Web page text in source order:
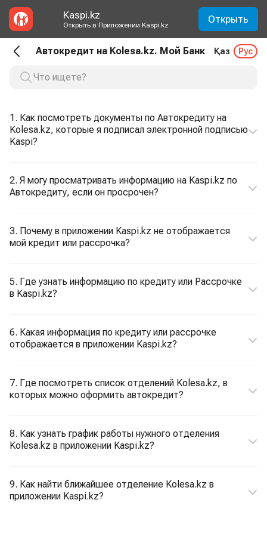
Kaspi.kz
Открыть в Приложении Kaspi.kz Открыть
Автокредит на Kolesa.kz. Мой Банк Қаз Рус
1. Как посмотреть документы по Автокредиту на
Kolesa.kz, которые я подписал электронной подписью
Kaspi?
2. Я могу просматривать информацию на Kaspi.kz по
Автокредиту, если он просрочен?
3. Почему в приложении Kaspi.kz не отображается
мой кредит или рассрочка?
5. Где узнать информацию по кредиту или Рассрочке
в Kaspi.kz?
6. Какая информация по кредиту или рассрочке
отображается в приложении Kaspi.kz?
7. Где посмотреть список отделений Kolesa.kz, в
которых можно оформить автокредит?
8. Как узнать график работы нужного отделения
Kolesa.kz в приложении Kaspi.kz?
9. Как найти ближайшее отделение Kolesa.kz в
приложении Kaspi.kz?